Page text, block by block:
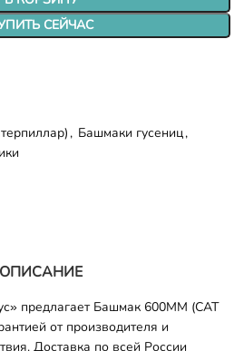
СЕЙЧАС
, Башмаки гусениц,
ОПИСАНИЕ
предлагает Башмак 600ММ (CAT
от производителя и
Доставка по всей России